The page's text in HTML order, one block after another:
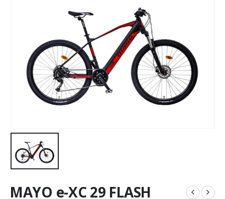
MAYO e-XC 29 FLASH